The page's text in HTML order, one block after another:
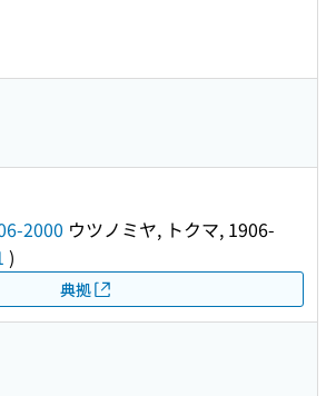
2000 ウツノミヤ, トクマ, 1906-
)
典拠